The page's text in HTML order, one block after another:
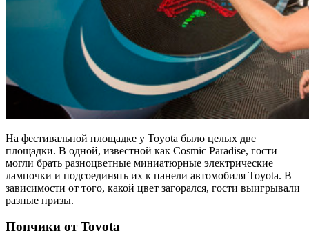
На фестивальной площадке у Toyota было целых две
площадки. В одной, известной как Cosmic Paradise, гости
могли брать разноцветные миниатюрные электрические
лампочки и подсоединять их к панели автомобиля Toyota. В
зависимости от того, какой цвет загорался, гости выигрывали
разные призы.
Пончики от Toyota